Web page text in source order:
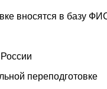
вносятся в базу
переподготовке